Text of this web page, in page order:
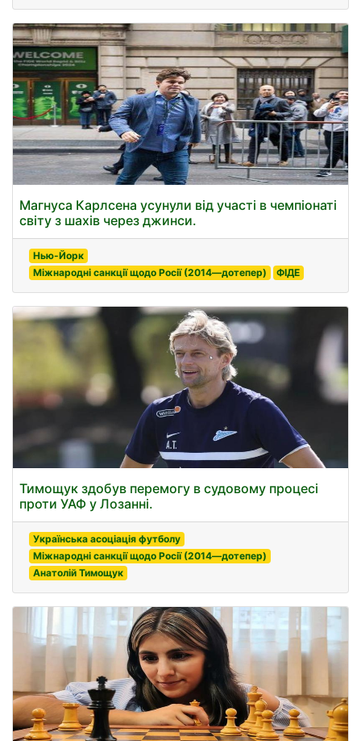
Магнуса Карлсена усунули від участі в чемпіонаті
світу з шахів через джинси.
Нью-Йорк
Міжнародні санкції щодо Росії (2014—дотепер)
ФІДЕ
Тимощук здобув перемогу в судовому процесі
проти УАФ у Лозанні.
Українська асоціація футболу
Міжнародні санкції щодо Росії (2014—дотепер)
Анатолій Тимощук